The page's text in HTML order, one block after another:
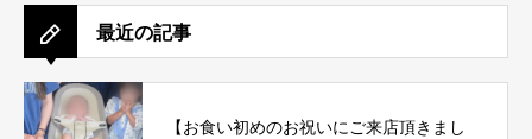
最近の記事
【お食い初めのお祝いにご来店頂きまし